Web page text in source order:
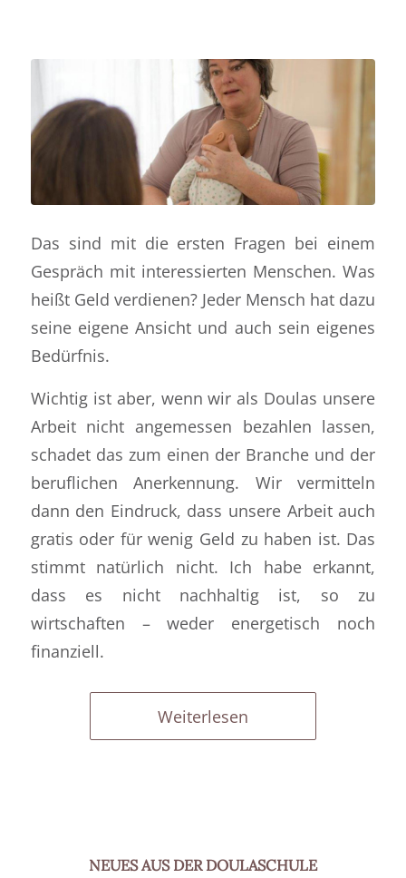
Das sind mit die ersten Fragen bei einem
Gespräch mit interessierten Menschen.Was
heißt Geld verdienen? Jeder Mensch hat dazu
seine eigene Ansicht und auch sein eigenes
Bedürfnis.
Wichtig ist aber, wenn wir als Doulas unsere
Arbeit nicht angemessen bezahlen lassen,
schadet das zum einen der Branche und der
beruflichen Anerkennung.
Wir vermitteln
dann den Eindruck, dass unsere Arbeit auch
gratis oder für wenig Geld zu haben ist. Das
stimmt natürlich nicht. Ich habe erkannt,
dass es nicht nachhaltig ist, so zu
wirtschaften – weder energetisch noch
finanziell.
Weiterlesen
NEUES AUS DER DOULASCHULE